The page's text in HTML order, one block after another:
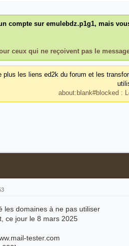
compte sur emulebdz.p1g1, mais
ceux qui ne reçoivent pas le
les liens ed2k du forum et les
about:blank#blocked :
les domaines à ne pas utiliser
ce jour le 8 mars 2025
tester.com